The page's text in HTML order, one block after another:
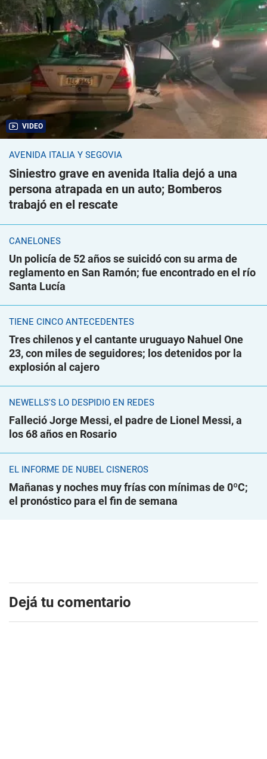
VIDEO
AVENIDA ITALIA Y SEGOVIA
Siniestro grave en avenida Italia dejó a una
persona atrapada en un auto; Bomberos
trabajó en el rescate
CANELONES
Un policía de 52 años se suicidó con su arma de
reglamento en San Ramón; fue encontrado en el río
Santa Lucía
TIENE CINCO ANTECEDENTES
Tres chilenos y el cantante uruguayo Nahuel One
23, con miles de seguidores; los detenidos por la
explosión al cajero
NEWELLS'S LO DESPIDIÓ EN REDES
Falleció Jorge Messi, el padre de Lionel Messi, a
los 68 años en Rosario
EL INFORME DE NUBEL CISNEROS
Mañanas y noches muy frías con mínimas de 0ºC;
el pronóstico para el fin de semana
Dejá tu comentario